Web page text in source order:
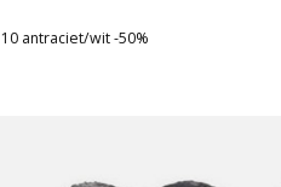
antraciet/wit -50%